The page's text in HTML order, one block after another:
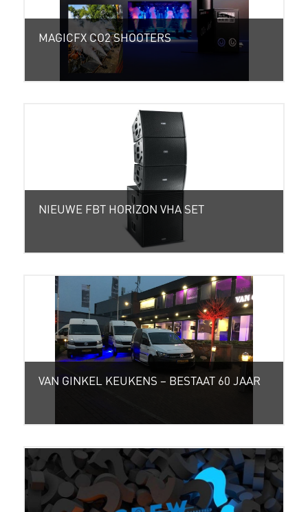
MAGICFX CO2 SHOOTERS
NIEUWE FBT HORIZON VHA SET
VAN GINKEL KEUKENS – BESTAAT 60 JAAR